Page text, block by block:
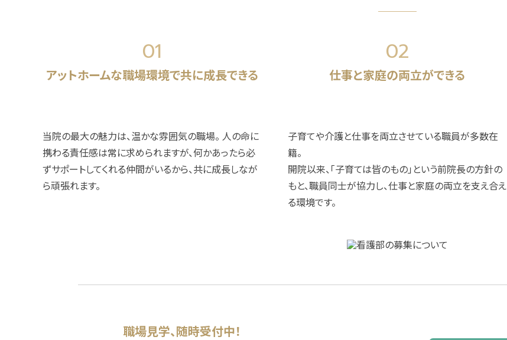
01
アットホームな職場環境で共に成長できる
当院の最大の魅力は、温かな雰囲気の職場。 人の命に
携わる責任感は常に求められますが、何かあったら必
ずサポートしてくれる仲間がいるから、共に成長しなが
ら頑張れます。
02
仕事と家庭の両立ができる
子育てや介護と仕事を両立させている職員が多数在
籍。
開院以来、「子育ては皆のもの」という前院長の方針の
もと、職員同士が協力し、仕事と家庭の両立を支え合え
る環境です。
職場見学、随時受付中！